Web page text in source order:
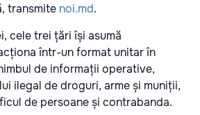
transmite noi.md.
cele trei țări își asumă
într-un format unitar în
de informații operative,
ilegal de droguri, arme și muniții,
de persoane și contrabanda.